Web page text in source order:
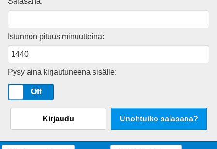
Istunnon pituus minuutteina:
Pysy aina kirjautuneena sisälle:
Off
Kirjaudu Unohtuiko salasana?